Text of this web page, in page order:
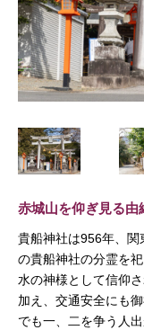
赤城山を仰ぎ見る由
貴船神社は956年、
の貴船神社の分霊を
水の神様として信仰
加え、交通安全にも
でも一、二を争う人